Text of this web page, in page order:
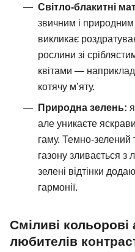
Світло-блакитні
звичним і
викликає
рослини зі
квітами —
котячу м’яту.
Природна зелень:
але уникаєте
гаму. Темно-зелений
газону зливається з
зелені відтінки
гармонії.
Сміливі кольорові
любителів